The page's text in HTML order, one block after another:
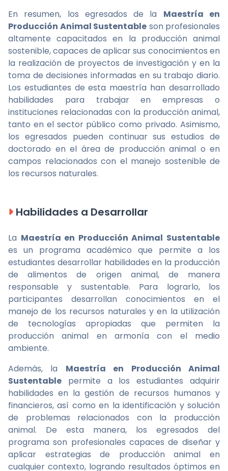
En resumen, los egresados de la Maestría en
Producción Animal Sustentable son profesionales
altamente capacitados en la producción animal
sostenible, capaces de aplicar sus conocimientos en
la realización de proyectos de investigación y en la
toma de decisiones informadas en su trabajo diario.
Los estudiantes de esta maestría han desarrollado
habilidades para trabajar en empresas o
instituciones relacionadas con la producción animal,
tanto en el sector público como privado. Asimismo,
los egresados pueden continuar sus estudios de
doctorado en el área de producción animal o en
campos relacionados con el manejo sostenible de
los recursos naturales.
Habilidades a Desarrollar
La Maestría en Producción Animal Sustentable
es un programa académico que permite a los
estudiantes desarrollar habilidades en la producción
de alimentos de origen animal, de manera
responsable y sustentable. Para lograrlo, los
participantes desarrollan conocimientos en el
manejo de los recursos naturales y en la utilización
de tecnologías apropiadas que permiten la
producción animal en armonía con el medio
ambiente.
Además, la Maestría en Producción Animal
Sustentable permite a los estudiantes adquirir
habilidades en la gestión de recursos humanos y
financieros, así como en la identificación y solución
de problemas relacionados con la producción
animal. De esta manera, los egresados del
programa son profesionales capaces de diseñar y
aplicar estrategias de producción animal en
cualquier contexto, logrando resultados óptimos en